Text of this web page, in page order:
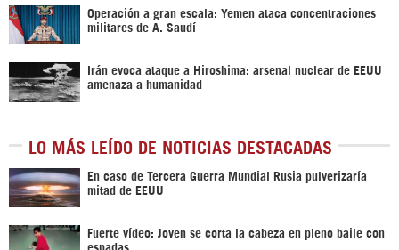
Operación a gran escala: Yemen ataca concentraciones
militares de A. Saudí
Irán evoca ataque a Hiroshima: arsenal nuclear de EEUU
amenaza a humanidad
LO MÁS LEÍDO DE NOTICIAS DESTACADAS
En caso de Tercera Guerra Mundial Rusia pulverizaría
mitad de EEUU
Fuerte vídeo: Joven se corta la cabeza en pleno baile con
espadas